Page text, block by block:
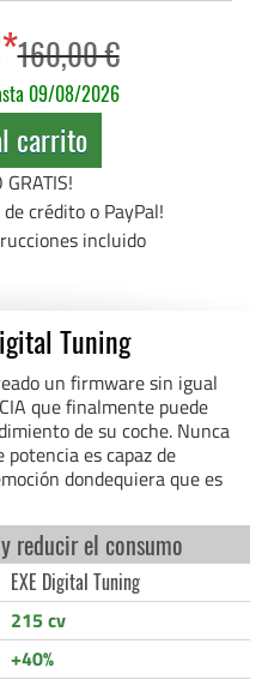
*160,00 €
09/08/2026
carrito
GRATIS!
crédito o PayPal!
incluido
Tuning
un firmware sin igual
que finalmente puede
de su coche. Nunca
es capaz de
dondequiera que es
reducir el consumo
EXE Digital Tuning
215 cv
+40%